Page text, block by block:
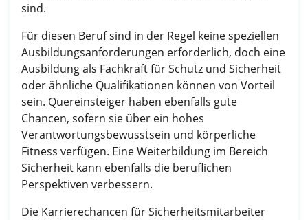
sind.
Für diesen Beruf sind in der Regel keine speziellen
Ausbildungsanforderungen erforderlich, doch eine
Ausbildung als Fachkraft für Schutz und Sicherheit
oder ähnliche Qualifikationen können von Vorteil
sein. Quereinsteiger haben ebenfalls gute
Chancen, sofern sie über ein hohes
Verantwortungsbewusstsein und körperliche
Fitness verfügen. Eine Weiterbildung im Bereich
Sicherheit kann ebenfalls die beruflichen
Perspektiven verbessern.
Die Karrierechancen für Sicherheitsmitarbeiter